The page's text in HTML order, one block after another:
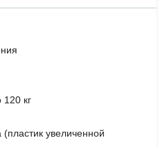
кг
увеличенной